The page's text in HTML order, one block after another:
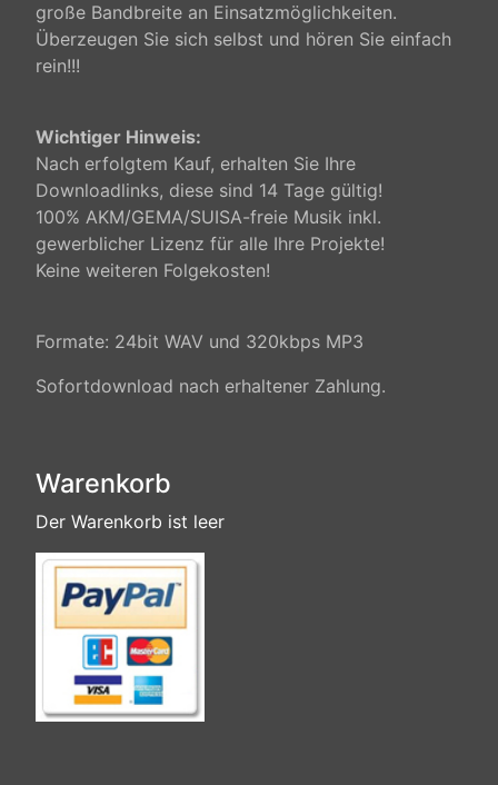
große Bandbreite an Einsatzmöglichkeiten.
Überzeugen Sie sich selbst und hören Sie einfach
rein!!!
Wichtiger Hinweis:
Nach erfolgtem Kauf, erhalten Sie Ihre
Downloadlinks, diese sind 14 Tage gültig!
100% AKM/GEMA/SUISA-freie Musik inkl.
gewerblicher Lizenz für alle Ihre Projekte!
Keine weiteren Folgekosten!
Formate: 24bit WAV und 320kbps MP3
Sofortdownload nach erhaltener Zahlung.
Warenkorb
Der Warenkorb ist leer